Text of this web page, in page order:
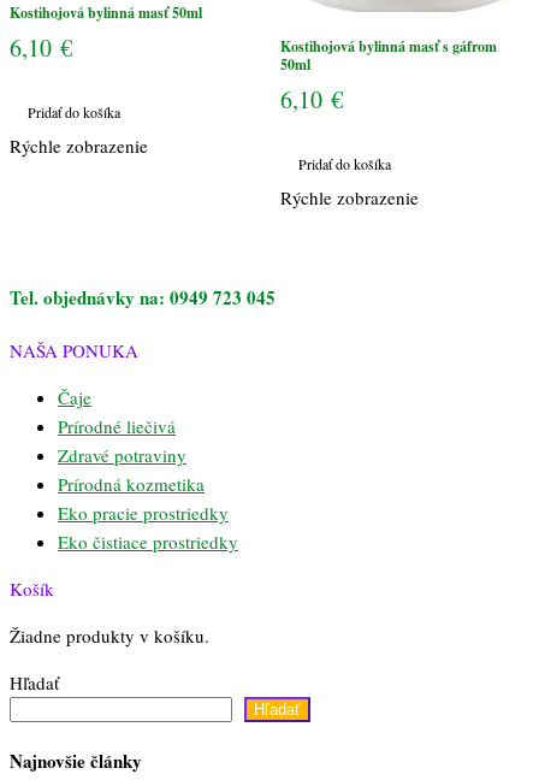
Kostihojová bylinná masť 50ml
6,10 €
Pridať do košíka
Rýchle zobrazenie
Kostihojová bylinná masť s gáfrom
50ml
6,10 €
Pridať do košíka
Rýchle zobrazenie
Tel. objednávky na: 0949 723 045
NAŠA PONUKA
Čaje
Prírodné liečivá
Zdravé potraviny
Prírodná kozmetika
Eko pracie prostriedky
Eko čistiace prostriedky
Košík
Žiadne produkty v košíku.
Hľadať
Hľadať
Najnovšie články